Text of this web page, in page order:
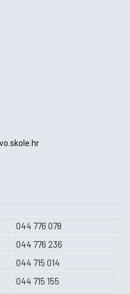
044 776 078
044 776 236
044 715 014
044 715 155